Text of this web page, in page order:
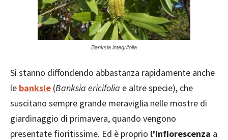
Banksia integrifolia
Si stanno diffondendo abbastanza rapidamente anche
le banksie (Banksia ericifolia e altre specie), che
suscitano sempre grande meraviglia nelle mostre di
giardinaggio di primavera, quando vengono
presentate fioritissime. Ed è proprio l'infiorescenza a